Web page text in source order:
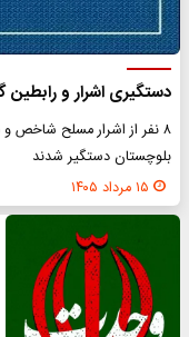
دستگیری اشرار و
۸ نفر از اشرار مسلح
بلوچستان دستگیر شدند
۱۵ مرداد ۱۴۰۵